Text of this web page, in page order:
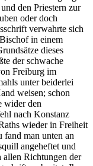
den Priestern zur
oder doch
verwahrte sich
in einem
dieses
der schwache
Freiburg im
unter beiderlei
weisen; schon
wider den
nach Konstanz
wieder in Freiheit
fand man unten an
angeheftet und
allen Richtungen der